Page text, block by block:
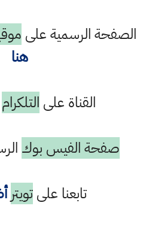
الصفحة الرسمية على
هنا
القناة على التلكرام
صفحة الفيس بوك
تابعنا علىتويتر